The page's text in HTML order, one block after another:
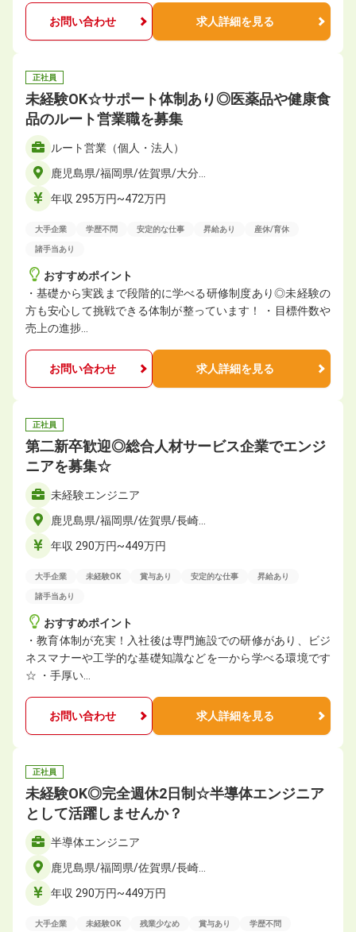
お問い合わせ 求人詳細を見る
正社員
未経験OK☆サポート体制あり◎医薬品や健康食
品のルート営業職を募集
ルート営業（個人・法人）
鹿児島県/福岡県/佐賀県/大分…
年収 295万円~472万円
大手企業 学歴不問 安定的な仕事 昇給あり 産休/育休
諸手当あり
おすすめポイント
・基礎から実践まで段階的に学べる研修制度あり◎未経験の
方も安心して挑戦できる体制が整っています！ ・目標件数や
売上の進捗…
お問い合わせ 求人詳細を見る
正社員
第二新卒歓迎◎総合人材サービス企業でエンジ
ニアを募集☆
未経験エンジニア
鹿児島県/福岡県/佐賀県/長崎…
年収 290万円~449万円
大手企業 未経験OK 賞与あり 安定的な仕事 昇給あり
諸手当あり
おすすめポイント
・教育体制が充実！入社後は専門施設での研修があり、ビジ
ネスマナーや工学的な基礎知識などを一から学べる環境です
☆ ・手厚い…
お問い合わせ 求人詳細を見る
正社員
未経験OK◎完全週休2日制☆半導体エンジニア
として活躍しませんか？
半導体エンジニア
鹿児島県/福岡県/佐賀県/長崎…
年収 290万円~449万円
大手企業 未経験OK 残業少なめ 賞与あり 学歴不問